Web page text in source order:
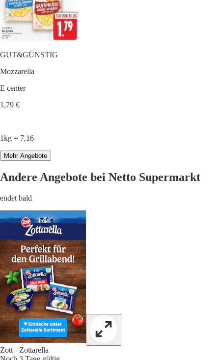
GUT&GÜNSTIG
Mozzarella
E center
1,79 €
1kg = 7,16
Mehr Angebote
Andere Angebote bei Netto Supermarkt
endet bald
Zott - Zottarella